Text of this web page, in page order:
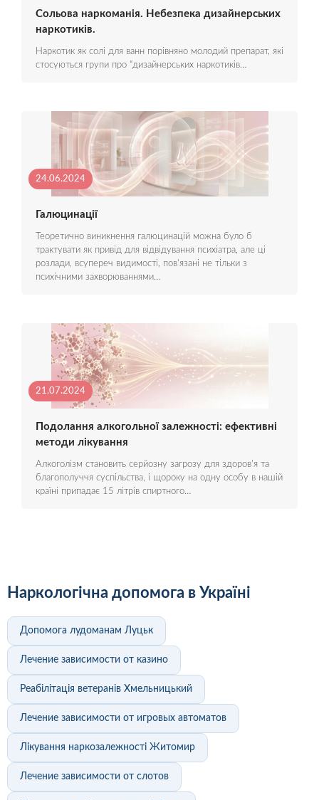
Сольова наркоманія. Небезпека дизайнерських
наркотиків.
Наркотик як солі для ванн порівняно молодий препарат, які
стосуються групи про “дизайнерських наркотиків…
24.06.2024
Галюцинації
Теоретично виникнення галюцинацій можна було б
трактувати як привід для відвідування психіатра, але ці
розлади, всупереч видимості, пов'язані не тільки з
психічними захворюваннями…
21.07.2024
Подолання алкогольної залежності: ефективні
методи лікування
Алкоголізм становить серйозну загрозу для здоров'я та
благополуччя суспільства, і щороку на одну особу в нашій
країні припадає 15 літрів спиртного…
Наркологічна допомога в Україні
Допомога лудоманам Луцьк
Лечение зависимости от казино
Реабілітація ветеранів Хмельницький
Лечение зависимости от игровых автоматов
Лікування наркозалежності Житомир
Лечение зависимости от слотов